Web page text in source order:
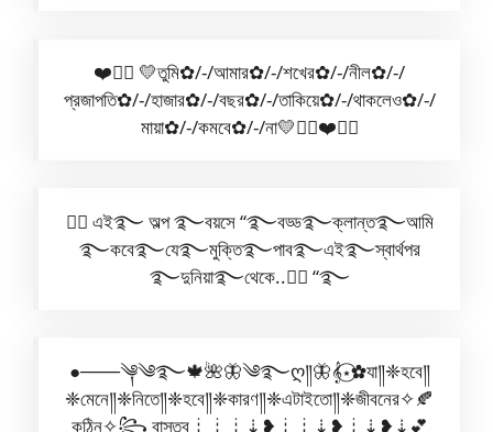
❤️✺⃟ 💛তুমি✿/-/আমার✿/-/শখের✿/-/নীল✿/-/
প্রজাপতি✿/-/হাজার✿/-/বছর✿/-/তাকিয়ে✿/-/থাকলেও✿/-/
মায়া✿/-/কমবে✿/-/না💛✿⃟❤️✺⃟
🧚‍♀️ এই࿐ অল্প ࿐বয়সে “࿐বড্ড࿐ক্লান্ত࿐আমি
࿐কবে࿐যে࿐মুক্তি࿐পাব࿐এই࿐স্বার্থপর
࿐দুনিয়া࿐থেকে..🧚‍♀️ “࿐
●───༆༄࿐🍁🌺🦋༄࿐ღ༎🦋𝄞⋆⃝✿যা༎❈হবে༎
❈মেনে༎❈নিতে༎❈হবে༎❈কারণ༎❈এটাইতো༎❈জীবনের✧🍂
কঠিন✧꧂ বাস্তব┊┊┊⇣❥┊┊⇣❥┊⇣❥⇣💕